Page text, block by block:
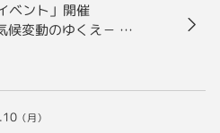
ベント」開催
候変動のゆくえ－
が“見通す”未来に触れ
（月）